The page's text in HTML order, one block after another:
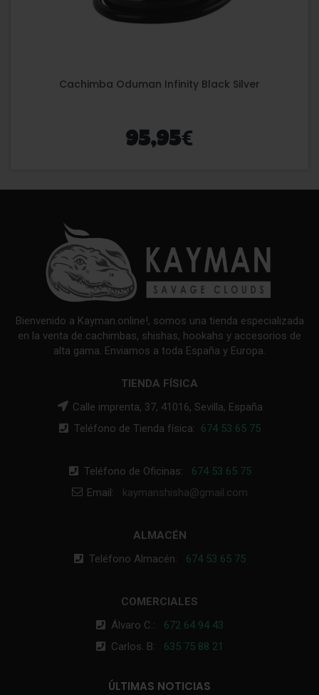
Cachimba Oduman Infinity Black Silver
95,95€
Bienvenido a Kayman.online!, somos una tienda especializada
en la venta de cachimbas, shishas, hookahs y accesorios de
alta gama. Enviamos a toda España y Europa.
TIENDA FÍSICA
Calle imprenta, 37, 41016, Sevilla, España
Teléfono de Tienda física: 674 53 65 75
Teléfono de Oficinas: 674 53 65 75
Email:
kaymanshisha@gmail.com
ALMACÉN
Teléfono Almacén: 674 53 65 75
COMERCIALES
Álvaro C.: 672 64 94 43
Carlos. B: 635 75 88 21
ÚLTIMAS NOTICIAS